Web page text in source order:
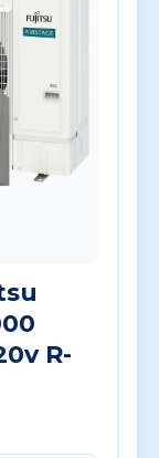
R-